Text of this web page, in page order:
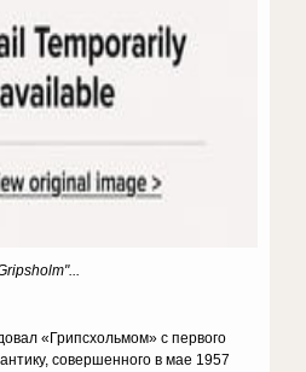
«Грипсхольмом» с первого
совершенного в мае 1957